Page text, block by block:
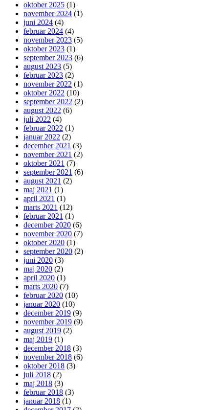
oktober 2025 (1)
november 2024 (1)
juni 2024 (4)
februar 2024 (4)
november 2023 (5)
oktober 2023 (1)
september 2023 (6)
august 2023 (5)
februar 2023 (2)
november 2022 (1)
oktober 2022 (10)
september 2022 (2)
august 2022 (6)
juli 2022 (4)
februar 2022 (1)
januar 2022 (2)
december 2021 (3)
november 2021 (2)
oktober 2021 (7)
september 2021 (6)
august 2021 (2)
maj 2021 (1)
april 2021 (1)
marts 2021 (12)
februar 2021 (1)
december 2020 (6)
november 2020 (7)
oktober 2020 (1)
september 2020 (2)
juni 2020 (3)
maj 2020 (2)
april 2020 (1)
marts 2020 (7)
februar 2020 (10)
januar 2020 (10)
december 2019 (9)
november 2019 (9)
august 2019 (2)
maj 2019 (1)
december 2018 (3)
november 2018 (6)
oktober 2018 (3)
juli 2018 (2)
maj 2018 (3)
februar 2018 (3)
januar 2018 (1)